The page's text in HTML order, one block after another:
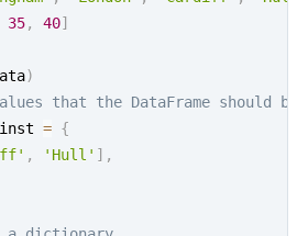
35, 40]
)
that the DataFrame should
= {
, 'Hull' ] ,